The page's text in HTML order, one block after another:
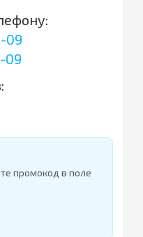
09
09
промокод в поле